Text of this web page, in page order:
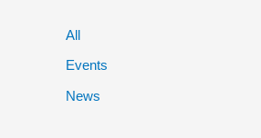
All
Events
News